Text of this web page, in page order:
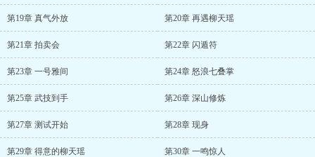
第19章 真气外放 第20章 再遇柳天瑶
第21章 拍卖会 第22章 闪遁符
第23章 一号雅间 第24章 怒浪七叠掌
第25章 武技到手 第26章 深山修炼
第27章 测试开始 第28章 现身
第29章 得意的柳天瑶 第30章 一鸣惊人